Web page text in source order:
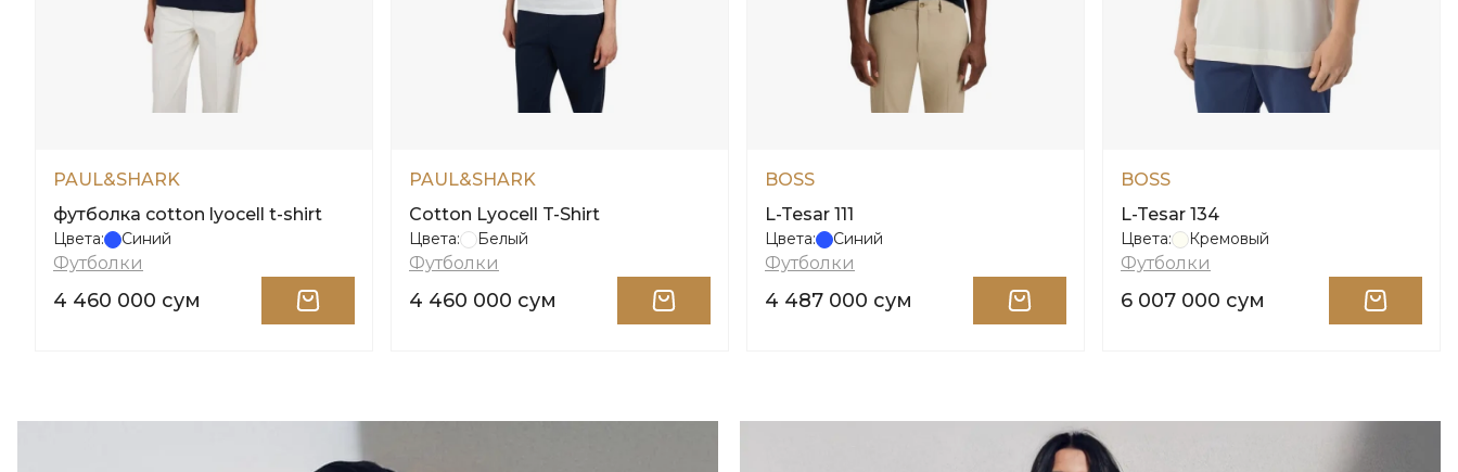
PAUL&SHARK
футболка cotton lyocell t-shirt
Цвета: Синий
Футболки
4 460 000 сум
PAUL&SHARK
Cotton Lyocell T-Shirt
Цвета: Белый
Футболки
4 460 000 сум
BOSS
L-Tesar 111
Цвета: Синий
Футболки
4 487 000 сум
BOSS
L-Tesar 134
Цвета: Кремовый
Футболки
6 007 000 сум